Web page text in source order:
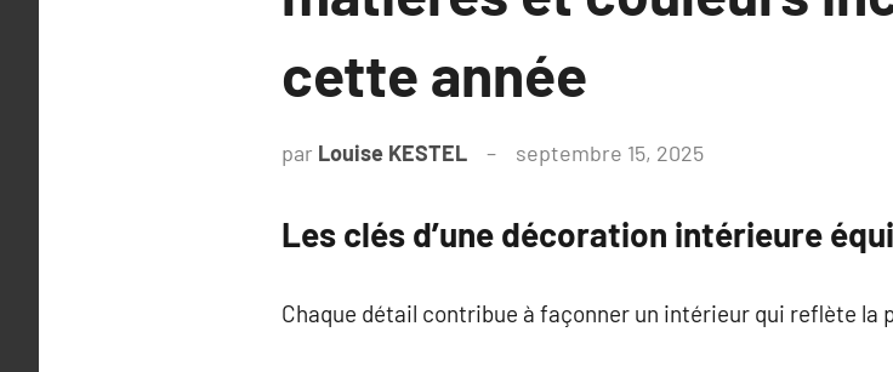
cette année
par Louise KESTEL septembre 15, 2025
Les clés d’une décoration intérieure
Chaque détail contribue à façonner un intérieur qui reflète la